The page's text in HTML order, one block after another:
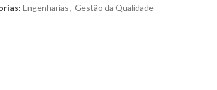
Engenharias, Gestão da Qualidade